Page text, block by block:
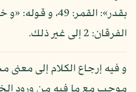
بقدر»: القمر:
الفرقان: 2 إلى غير ذلك.
و فيه إرجاع الكلام إلى